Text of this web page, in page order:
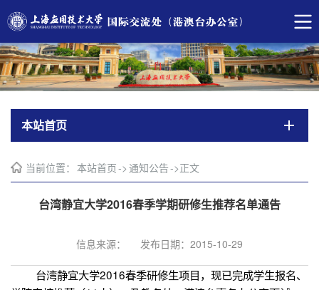
本站首页
当前位置： 本站首页->通知公告->正文
台湾静宜大学2016春季学期研修生推荐名单通告
信息来源： 发布日期：2015-10-29
台湾静宜大学2016春季研修生项目，现已完成学生报名、